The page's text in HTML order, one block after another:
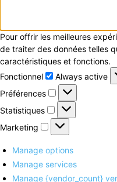
Pour offrir les meilleures
de traiter des données telles
caractéristiques et fonctions.
Fonctionnel
Fonctionnel
Always active
Préférences
Préférences
Statistiques
Statistiques
Marketing
Marketing
Manage options
Manage services
Manage {vendor_count}